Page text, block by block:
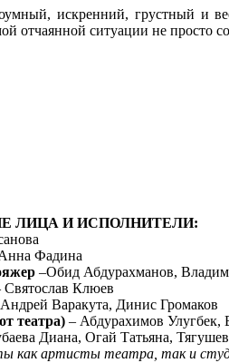
искренний, грустный и
отчаянной ситуации не просто
ЛИЦА И ИСПОЛНИТЕЛИ:
Фадина
–Обид Абдурахманов,
Святослав Клюев
Варакута, Динис Громаков
театра) – Абдурахимов
Диана, Огай Татьяна,
как артисты театра, так и